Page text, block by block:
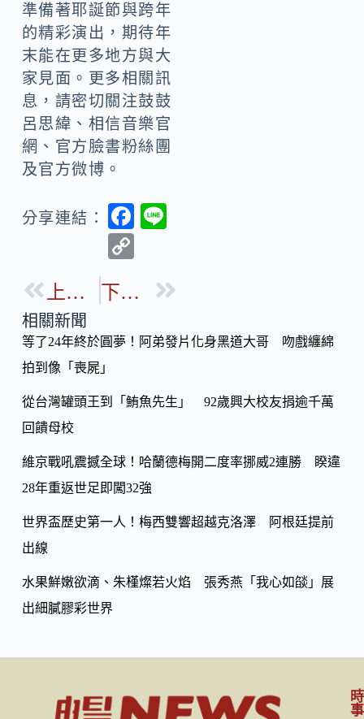
準備著耶誕節與跨年
的精彩演出，期待年
末能在更多地方與大
家見面。更多相關訊
息，請密切關注鼓鼓
呂思緯、相信音樂官
網、官方臉書粉絲團
及官方微博。
分享連結：
F
b
o
p
Li
k
上一篇 下一篇
相關新聞
等了24年終於圓夢！阿弟發片化身黑道大哥 吻戲纏綿
拍到像「喪屍」
從台灣罐頭王到「鮪魚先生」 92歲興大校友捐逾千萬
回饋母校
維京戰吼震撼全球！哈蘭德梅開二度率挪威2連勝 睽違
28年重返世足即闖32強
世界盃歷史第一人！梅西雙響超越克洛澤 阿根廷提前
出線
水果鮮嫩欲滴、朱槿燦若火焰 張秀燕「我心如燄」展
出細膩膠彩世界
時
事